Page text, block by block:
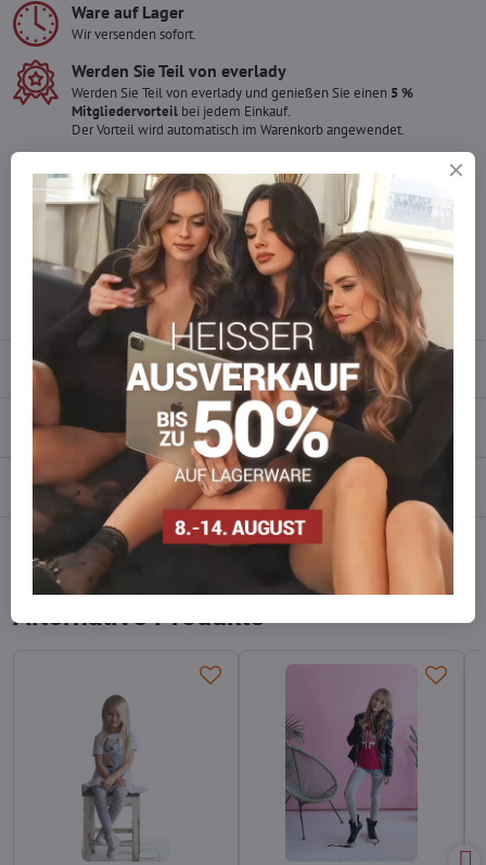
Ware auf Lager
Wir versenden sofort.
Werden Sie Teil von everlady
Werden Sie Teil von everlady und genießen Sie einen 5 %
Mitgliedervorteil bei jedem Einkauf.
Der Vorteil wird automatisch im Warenkorb angewendet.
Möchten Sie mehr bestellen ?
Zögern Sie nicht, uns zu kontaktieren, wir füllen die Ware für Sie
info​​@everlady​​.eu
Beschreibung
Bewertungen
Diskussion 0
Facebook Reddit WhatsApp
Alternative Produkte